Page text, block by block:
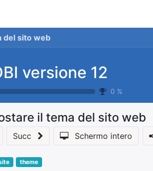
del sito web
versione 12
0 %
il tema del sito web
Succ Schermo intero
theme